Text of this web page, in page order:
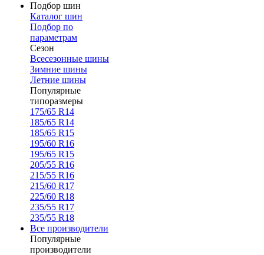
Подбор шин
Каталог шин
Подбор по
параметрам
Сезон
Всесезонные шины
Зимние шины
Летние шины
Популярные
типоразмеры
175/65 R14
185/65 R14
185/65 R15
195/60 R16
195/65 R15
205/55 R16
215/55 R16
215/60 R17
225/60 R18
235/55 R17
235/55 R18
Все производители
Популярные
производители